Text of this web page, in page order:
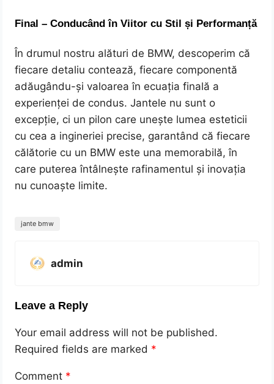
Final – Conducând în Viitor cu Stil și Performanță
În drumul nostru alături de BMW, descoperim că
fiecare detaliu contează, fiecare componentă
adăugându-și valoarea în ecuația finală a
experienței de condus. Jantele nu sunt o
excepție, ci un pilon care unește lumea esteticii
cu cea a ingineriei precise, garantând că fiecare
călătorie cu un BMW este una memorabilă, în
care puterea întâlnește rafinamentul și inovația
nu cunoaște limite.
jante bmw
admin
Leave a Reply
Your email address will not be published.
Required fields are marked *
Comment *